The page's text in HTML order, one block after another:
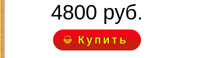
4800 руб.
Купить